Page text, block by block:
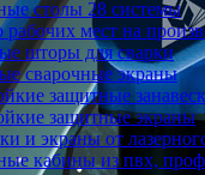
столы 28 системы
рабочих мест на
шторы для сварки
сварочные экраны
защитные
защитные экраны
и экраны от
кабины из пвх,